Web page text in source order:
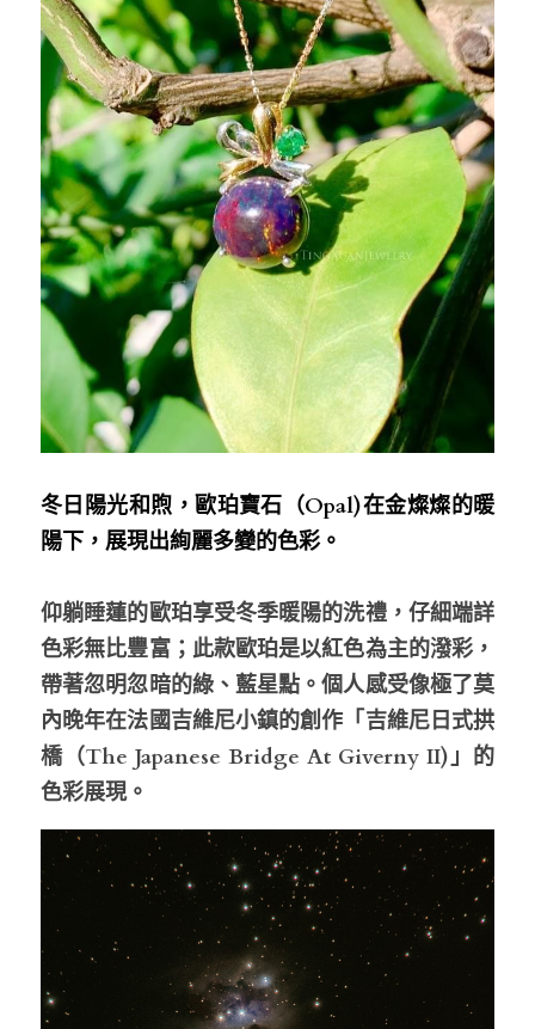
冬日陽光和煦，歐珀寶石（Opal)在金燦燦的暖
陽下，展現出絢麗多變的色彩。
仰躺睡蓮的歐珀享受冬季暖陽的洗禮，仔細端詳
色彩無比豐富；此款歐珀是以紅色為主的潑彩，
帶著忽明忽暗的綠、藍星點。個人感受像極了莫
內晚年在法國吉維尼小鎮的創作「吉維尼日式拱
橋（The Japanese Bridge At Giverny II)」的
色彩展現。